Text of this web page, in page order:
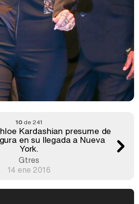
10 de 241
Kardashian presume de
en su llegada a Nueva
York.
Gtres
14 ene 2016